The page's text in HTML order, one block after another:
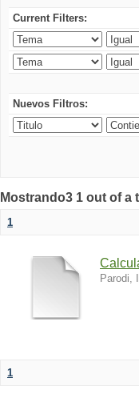
Current Filters:
Nuevos Filtros:
Mostrando3 1 out of a
1
Parodi,
1